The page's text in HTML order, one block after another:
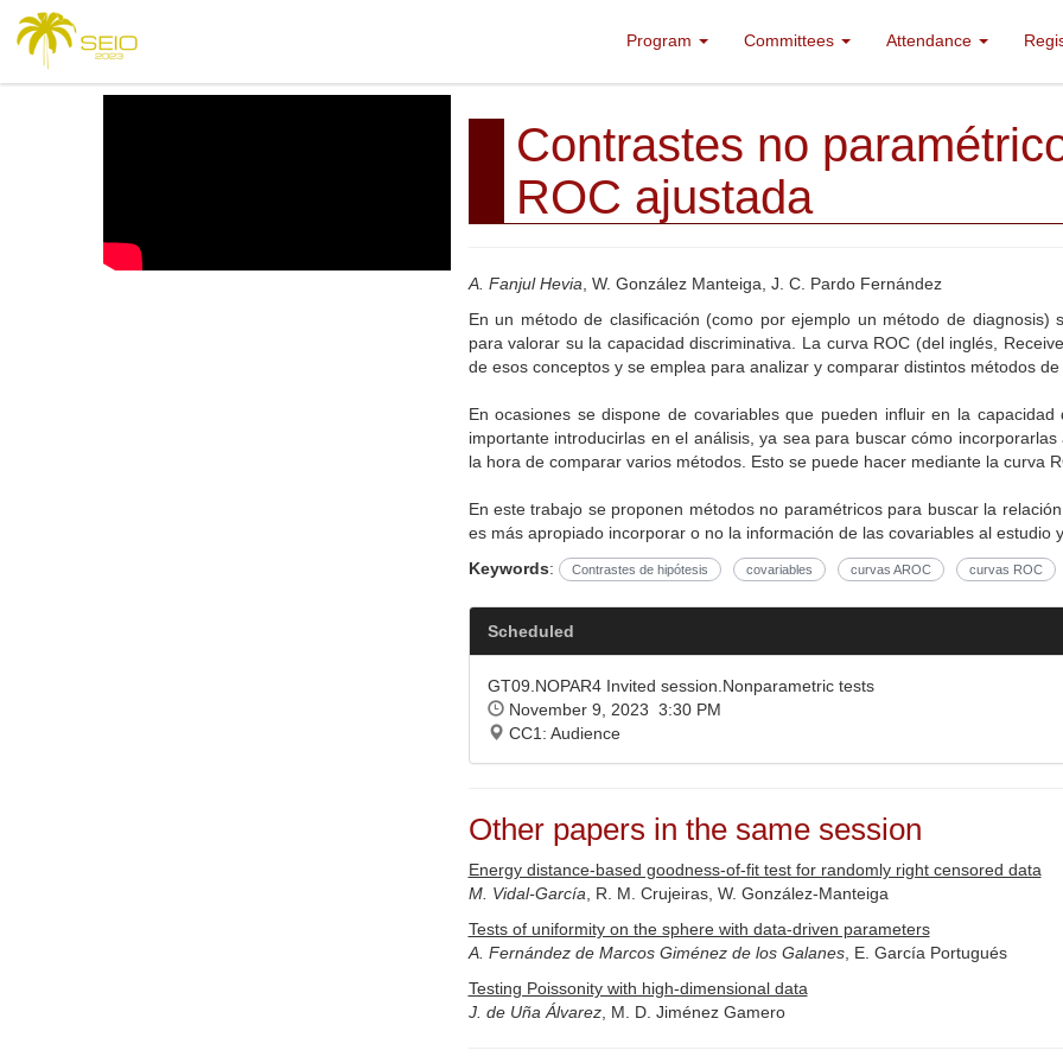
Program Committees Attendance
Contrastes no
ROC ajustada
A. Fanjul Hevia , W. González Manteiga, J. C. Pardo Fernández
En un método de clasificación (como por ejemplo un método de diagnosis)
para valorar su la capacidad discriminativa. La curva ROC (del inglés,
de esos conceptos y se emplea para analizar y comparar distintos métodos de
En ocasiones se dispone de covariables que pueden influir en la
importante introducirlas en el análisis, ya sea para buscar cómo
la hora de comparar varios métodos. Esto se puede hacer mediante la curva
En este trabajo se proponen métodos no paramétricos para buscar la
es más apropiado incorporar o no la información de las covariables al estudio
Keywords: Contrastes de hipótesis covariables curvas AROC curvas ROC
Scheduled
GT09.NOPAR4 Invited session.Nonparametric tests
November 9, 2023 3:30 PM
CC1: Audience
Other papers in the same session
Energy distance-based goodness-of-fit test for randomly right censored data
M. Vidal-García , R. M. Crujeiras, W. González-Manteiga
Tests of uniformity on the sphere with data-driven parameters
A. Fernández de Marcos Giménez de los Galanes, E. García Portugués
Testing Poissonity with high-dimensional data
J. de Uña Álvarez, M. D. Jiménez Gamero